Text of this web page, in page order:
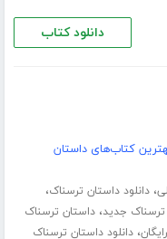
دانلود کتاب
بهترین کتاب‌های داستان
،دانلود داستان ترسناک،
ترسناک جدید،داستان ترسناک
،دانلود داستان ترسناک